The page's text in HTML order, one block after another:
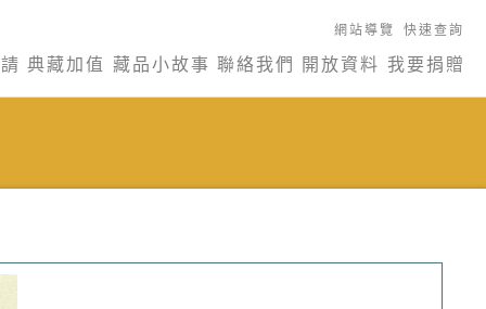
網站導覽 快速查詢
典藏加值 藏品小故事 聯絡我們 開放資料 我要捐贈